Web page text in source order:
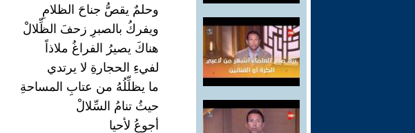
وحلمٌ يقصُّ جناحَ الظلامِ
ويفركُ بالصبرِ زحفَ الظِّلالْ
هناكَ يصيرُ الفراغُ ملاذاً
لفيءِ الحجارةِ لا يرتدي
ما يظلِّلُهُ من عتابِ المساحةِ
حيثُ تنامُ السِّلالْ
أجوعُ لأحيا